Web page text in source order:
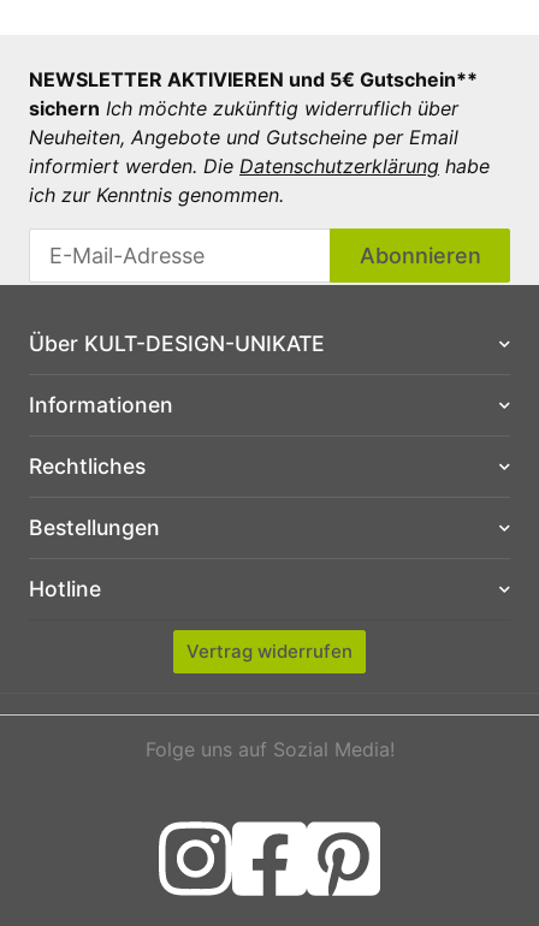
NEWSLETTER AKTIVIEREN und 5€ Gutschein**
sichern Ich möchte zukünftig widerruflich über
Neuheiten, Angebote und Gutscheine per Email
informiert werden. Die Datenschutzerklärung habe
ich zur Kenntnis genommen.
Abonnieren
Über KULT-DESIGN-UNIKATE
Informationen
Rechtliches
Bestellungen
Hotline
Vertrag widerrufen
Folge uns auf Sozial Media!